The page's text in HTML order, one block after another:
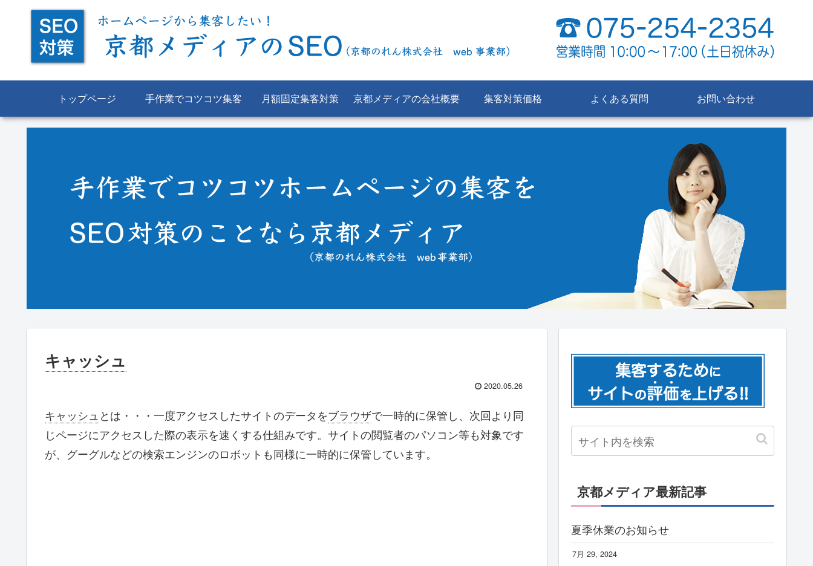
トップページ 手作業でコツコツ集客 月額固定集客対策 京都メディアの会社概要 集客対策価格 よくある質問 お問い合わせ
キャッシュ
2020.05.26
キャッシュ とは・・・一度アクセスしたサイトのデータをブラウザで一時的に保管し、次回より同
じページにアクセスした際の表示を速くする仕組みです。サイトの閲覧者のパソコン等も対象です
が、グーグルなどの検索エンジンのロボットも同様に一時的に保管しています。
京都メディア最新記事
夏季休業のお知らせ
7月 29, 2024